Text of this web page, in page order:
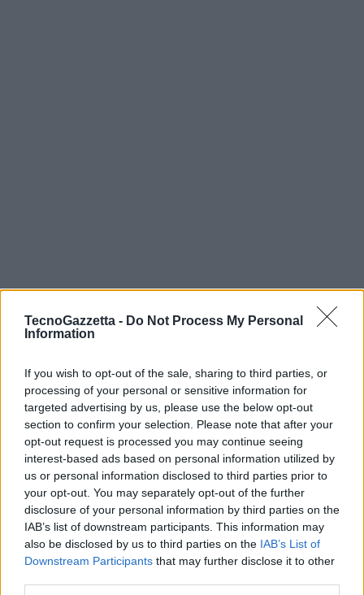
TecnoGazzetta - Do Not Process My Personal
Information
If you wish to opt-out of the sale, sharing to third parties, or
processing of your personal or sensitive information for
targeted advertising by us, please use the below opt-out
section to confirm your selection. Please note that after your
opt-out request is processed you may continue seeing
interest-based ads based on personal information utilized by
us or personal information disclosed to third parties prior to
your opt-out. You may separately opt-out of the further
disclosure of your personal information by third parties on the
IAB’s list of downstream participants. This information may
also be disclosed by us to third parties on the IAB’s List of
Downstream Participants that may further disclose it to other
Nell’intervista Gianna Nannini racconta i brani che compongono il
nuovo album tra cui il singolo “La differenza” canzone che fa
riflettere sull’amore e sul coraggio di vivere un sentimento.
La differenza è eliminare tutte le etichette. Con questo disco che mi
rappresenta completamente, ho ritrovato la musica afro americana”
dice la rocker senese.
L’AlbumStory sarà disponibile anche su TIMVISION, la tv on demand
di TIM.